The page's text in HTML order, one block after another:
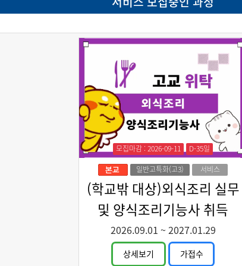
모집마감 : 2026-09-11
D-35일
일반고특화(고3)
서비스
(학교밖 대상)외식조리 실무
및 양식조리기능사 취득
2026.09.01 ~ 2027.01.29
상세보기 가접수